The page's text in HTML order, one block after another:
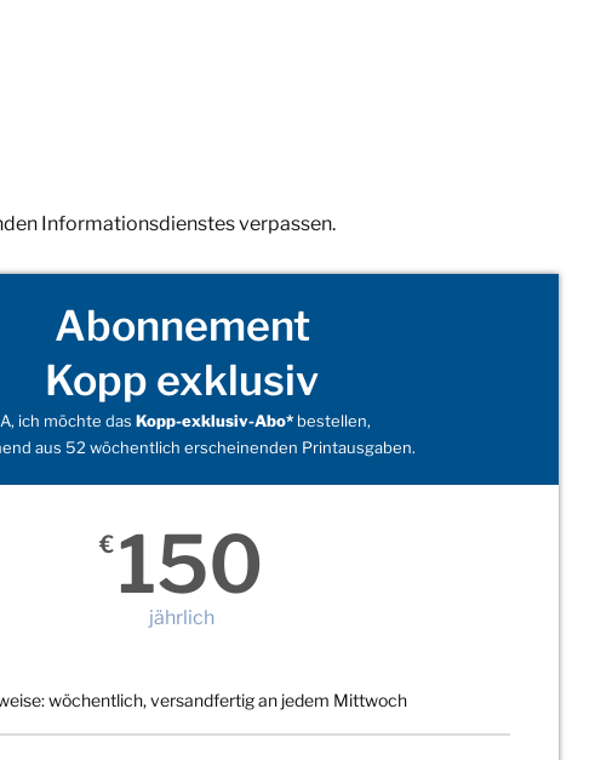
Informationsdienstes verpassen.
Abonnement
Kopp exklusiv
ich möchte das Kopp-exklusiv-Abo*bestellen,
aus 52 wöchentlich erscheinenden Printausgaben.
€ 150
jährlich
wöchentlich, versandfertig an jedem Mittwoch